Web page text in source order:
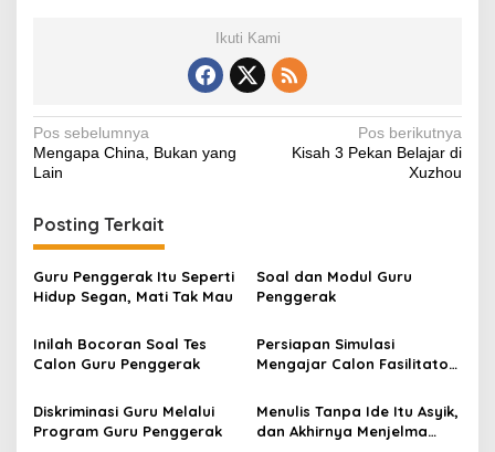
Ikuti Kami
Navigasi
pos
Pos sebelumnya
Mengapa China, Bukan yang
Lain
Pos berikutnya
Kisah 3 Pekan Belajar di
Xuzhou
Posting Terkait
Guru Penggerak Itu Seperti
Hidup Segan, Mati Tak Mau
Soal dan Modul Guru
Penggerak
Inilah Bocoran Soal Tes
Calon Guru Penggerak
Persiapan Simulasi
Mengajar Calon Fasilitator
Diskriminasi Guru Melalui
Program Guru Penggerak
Menulis Tanpa Ide Itu Asyik,
dan Akhirnya Menjelma